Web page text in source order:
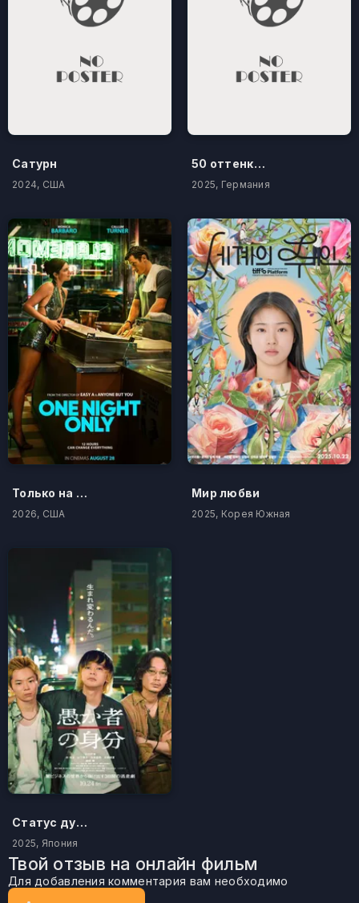
Сатурн
2024, США
50 оттенков бестселлера
2025, Германия
Только на одну ночь
2026, США
Мир любви
2025, Корея Южная
Статус дурака
2025, Япония
Твой отзыв на онлайн фильм
Для добавления комментария вам необходимо